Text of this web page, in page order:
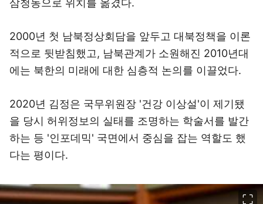
삼청동으로 위치를 옮겼다.
2000년 첫 남북정상회담을 앞두고 대북정책을 이론
적으로 뒷받침했고, 남북관계가 소원해진 2010년대
에는 북한의 미래에 대한 심층적 논의를 이끌었다.
2020년 김정은 국무위원장 '건강 이상설'이 제기됐
을 당시 허위정보의 실태를 조명하는 학술서를 발간
하는 등 '인포데믹' 국면에서 중심을 잡는 역할도 했
다는 평이다.